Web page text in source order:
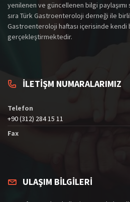
yenilenen ve güncellenen bilgi paylaşımı
sıra Türk Gastroenteroloji derneği ile
Gastroenteroloji haftası içerisinde kendi
gerçekleştirmektedir.
İLETİŞM NUMARALARIMIZ
Telefon
+90 (312) 284 15 11
Fax
ULAŞIM BİLGİLERİ